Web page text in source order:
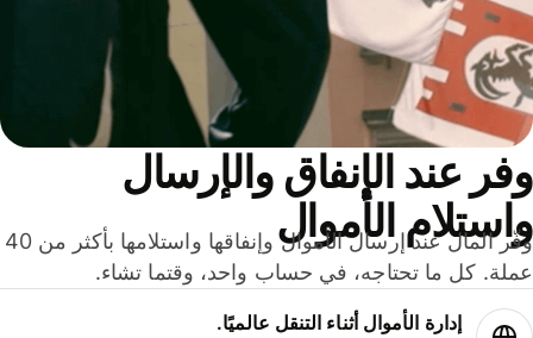
عند الإنفاق والإرسال
الأموال
وفّر المال عند إرسال الأموال وإنفاقها واستلامها بأكثر من 40
كل ما تحتاجه، في حساب واحد، وقتما تشاء.
إدارة الأموال أثناء التنقل عالميًا.